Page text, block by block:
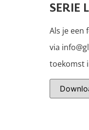
SERIE
Als je een
via
toekomst